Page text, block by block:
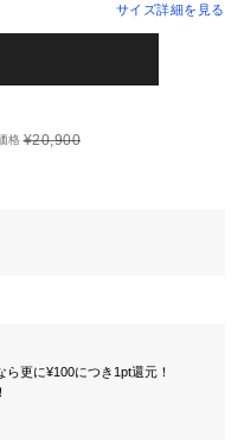
サイズ詳細を見る
格 ¥20,900
更に¥100につき1pt還元！